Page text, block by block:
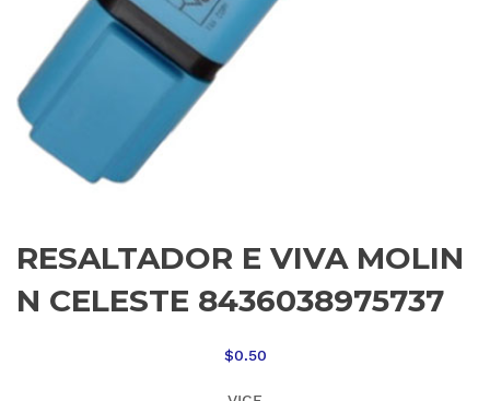
RESALTADOR E VIVA MOLIN
N CELESTE 8436038975737
$0.50